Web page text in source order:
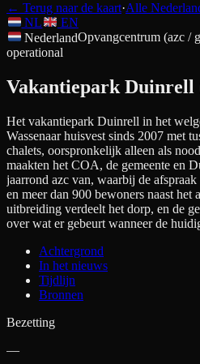
← Terug naar de kaart·Alle
NL
EN
NederlandOpvangcentrum (azc /
operational
Vakantiepark Duinrell
Het vakantiepark Duinrell in het
Wassenaar huisvest sinds 2007 met
chalets, oorspronkelijk alleen als
maakten het COA, de gemeente en
jaarrond azc van, waarbij de
en meer dan 900 bewoners naast het
uitbreiding verdeelt het dorp, en de
over wat er gebeurt wanneer de
Achtergrond
In het nieuws
Tijdlijn
Bronnen
Bezetting
—